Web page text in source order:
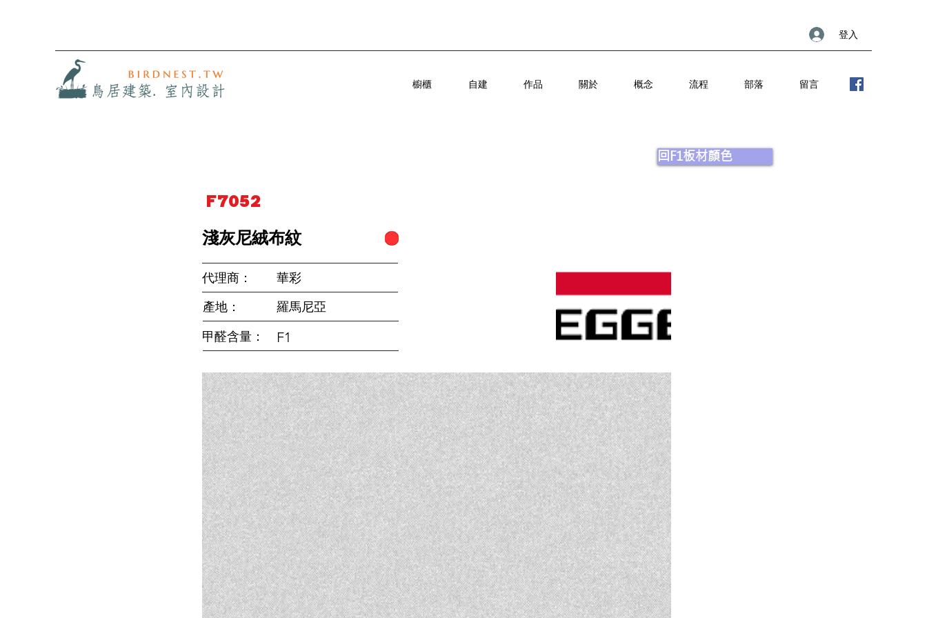
登入
櫥櫃 自建 作品 關於 概念 流程 部落 留言
回F1板材顏色
F7052
淺灰尼絨布紋
代理商：
華彩
產地：
羅馬尼亞
甲醛含量：
F1